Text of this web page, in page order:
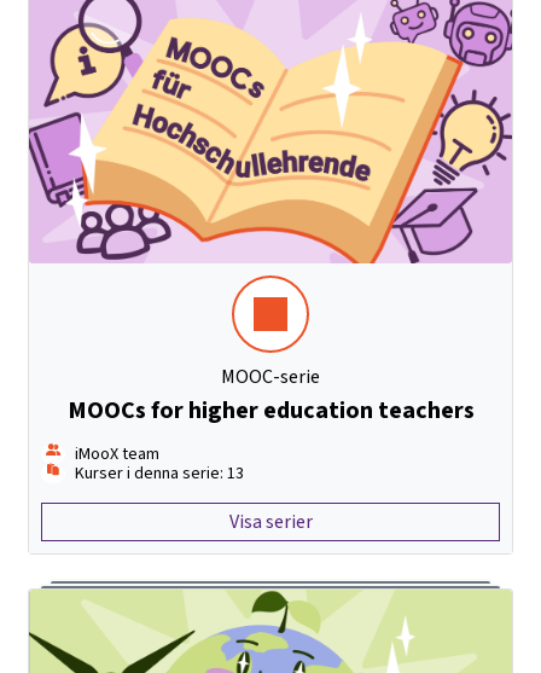
MOOC-serie
MOOCs for higher education teachers
iMooX team
Kurser i denna serie: 13
Visa serier